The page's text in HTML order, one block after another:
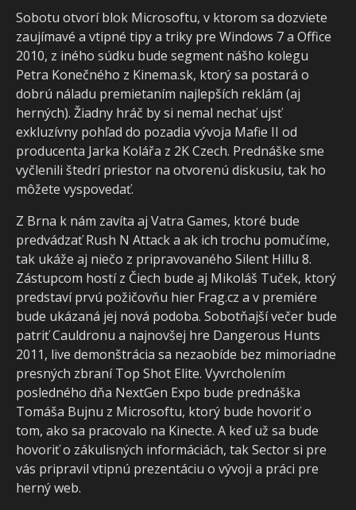
Sobotu otvorí blok Microsoftu, v ktorom sa dozviete
zaujímavé a vtipné tipy a triky pre Windows 7 a Office
2010, z iného súdku bude segment nášho kolegu
Petra Konečného z Kinema.sk, ktorý sa postará o
dobrú náladu premietaním najlepších reklám (aj
herných). Žiadny hráč by si nemal nechať ujsť
exkluzívny pohľad do pozadia vývoja Mafie II od
producenta Jarka Kolářa z 2K Czech. Prednáške sme
vyčlenili štedrí priestor na otvorenú diskusiu, tak ho
môžete vyspovedať.
Z Brna k nám zavíta aj Vatra Games, ktoré bude
predvádzať Rush N Attack a ak ich trochu pomučíme,
tak ukáže aj niečo z pripravovaného Silent Hillu 8.
Zástupcom hostí z Čiech bude aj Mikoláš Tuček, ktorý
predstaví prvú požičovňu hier Frag.cz a v premiére
bude ukázaná jej nová podoba. Sobotňajší večer bude
patriť Cauldronu a najnovšej hre Dangerous Hunts
2011, live demonštrácia sa nezaobíde bez mimoriadne
presných zbraní Top Shot Elite. Vyvrcholením
posledného dňa NextGen Expo bude prednáška
Tomáša Bujnu z Microsoftu, ktorý bude hovoriť o
tom, ako sa pracovalo na Kinecte. A keď už sa bude
hovoriť o zákulisných informáciách, tak Sector si pre
vás pripravil vtipnú prezentáciu o vývoji a práci pre
herný web.